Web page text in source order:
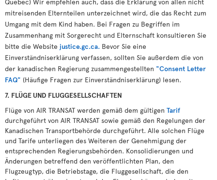
mitreisenden Elternteilen unterzeichnet wird, die das Recht zum
Umgang mit dem Kind haben. Bei Fragen zu Begriffen im
Zusammenhang mit Sorgerecht und Elternschaft konsultieren Sie
bitte die Website justice.gc.ca. Bevor Sie eine
Einverständniserklärung verfassen, sollten Sie außerdem die von
der kanadischen Regierung zusammengestellten "Consent Letter
FAQ" (Häufige Fragen zur Einverständniserklärung) lesen.
7. FLÜGE UND FLUGGESELLSCHAFTEN
Flüge von AIR TRANSAT werden gemäß dem gültigen Tarif
durchgeführt von AIR TRANSAT sowie gemäß den Regelungen der
Kanadischen Transportbehörde durchgeführt. Alle solchen Flüge
und Tarife unterliegen des Weiteren der Genehmigung der
entsprechenden Regierungsbehörden. Konsolidierungen und
Änderungen betreffend den veröffentlichten Plan, den
Flugzeugtyp, die Betriebstage, die Fluggesellschaft, die den